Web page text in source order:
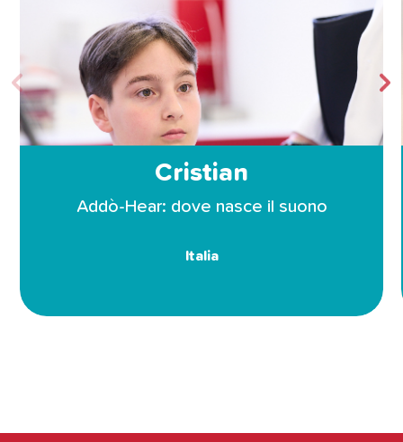
Cristian
Addò-Hear: dove nasce il suono
Italia